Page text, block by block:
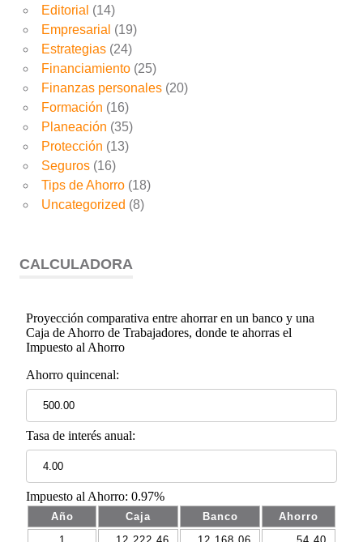
Editorial (14)
Empresarial (19)
Estrategias(24)
Financiamiento(25)
Finanzas personales(20)
Formación (16)
Planeación (35)
Protección (13)
Seguros(16)
Tips de Ahorro(18)
Uncategorized (8)
CALCULADORA